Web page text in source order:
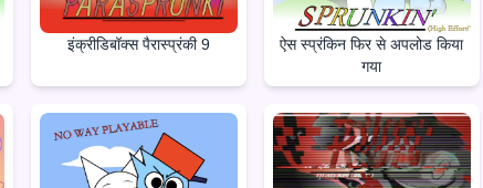
इंक्रीडिबॉक्स पैरास्प्रंकी 9
ऐस स्प्रंकिन फिर से अपलोड किया
गया